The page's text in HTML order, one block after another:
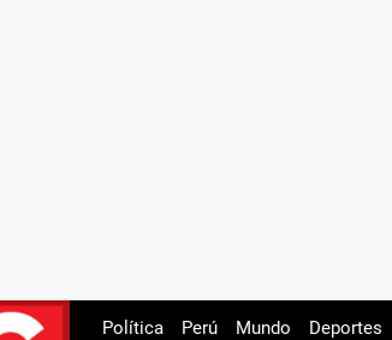
Política Perú Mundo Deportes